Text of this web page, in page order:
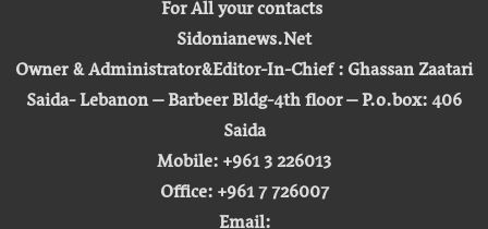
For All your contacts
Sidonianews.Net
Owner & Administrator&Editor-In-Chief : Ghassan Zaatari
Saida- Lebanon – Barbeer Bldg-4th floor – P.o.box: 406
Saida
Mobile: +961 3 226013
Office: +961 7 726007